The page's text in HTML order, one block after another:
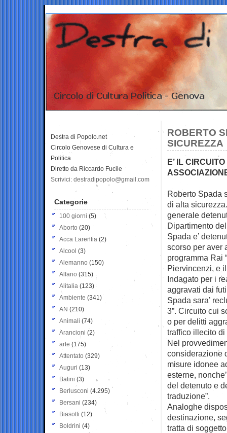
ROBERTO
SICUREZZA
E’ IL
Roberto Spada
di alta
generale
Dipartimento
Spada e’
scorso per aver
programma Rai
Piervincenzi, e
Indagato per i
aggravati dai
Spada sara’
3”. Circuito cui
o per delitti
traffico illecito
Nel
considerazione
misure idonee
esterne,
del detenuto e
traduzione”.
Analoghe
destinazione,
tratta di
Destra di Popolo.net
Circolo Genovese di Cultura e
Politica
Diretto da Riccardo Fucile
Scrivici: destradipopolo@gmail.com
Categorie
100 giorni (5)
Aborto (20)
Acca Larentia (2)
Alcool (3)
Alemanno (150)
Alfano (315)
Alitalia (123)
Ambiente (341)
AN (210)
Animali (74)
Arancioni (2)
arte (175)
Attentato (329)
Auguri (13)
Batini (3)
Berlusconi (4.295)
Bersani (234)
Biasotti (12)
Boldrini (4)